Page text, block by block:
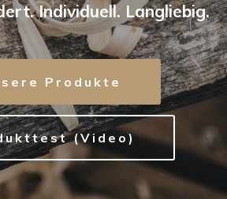
Individuell. Langliebig.
Produkte
(Video)